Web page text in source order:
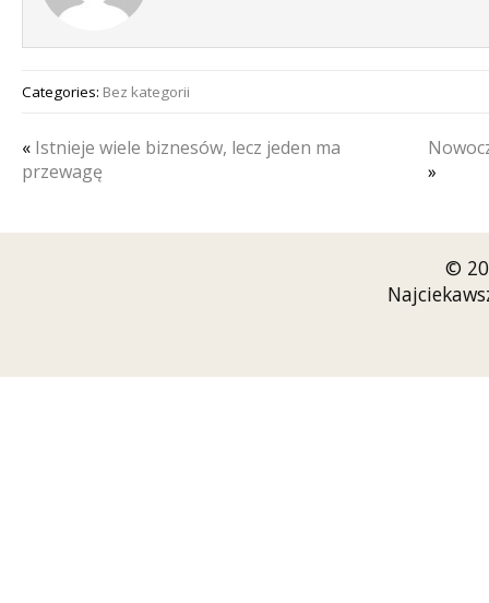
Categories: Bez kategorii
« Istnieje wiele biznesów, lecz jeden ma
przewagę
»
©